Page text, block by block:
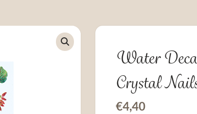
Water
Crystal
€4,40